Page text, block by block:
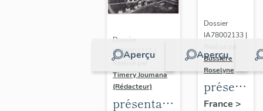
Aperçu
Dossier
IA78002210 |
Réalisé par
Timery Joumana
(Rédacteur)
présentation
Aperçu
Dossier
IA78002133 |
Bussière
Roselyne
du
France >